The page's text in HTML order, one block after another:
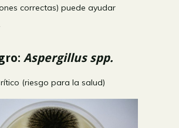
correctas) puede ayudar
Aspergillus spp.
(riesgo para la salud)